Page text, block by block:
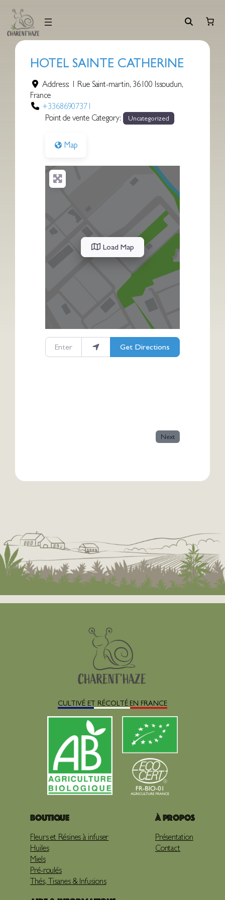
contenu
HOTEL SAINTE CATHERINE
Address: 1 Rue Saint-martin, 36100 Issoudun,
France
+33686907371
Point de vente Category:
Uncategorized
Map
Load Map
Enter your location
Get Directions
Next
CULTIVÉ ET RÉCOLTÉ EN FRANCE
Boutique
Fleurs et Résines à infuser
Huiles
Miels
Pré-roulés
Thés, Tisanes & Infusions
À propos
Présentation
Contact